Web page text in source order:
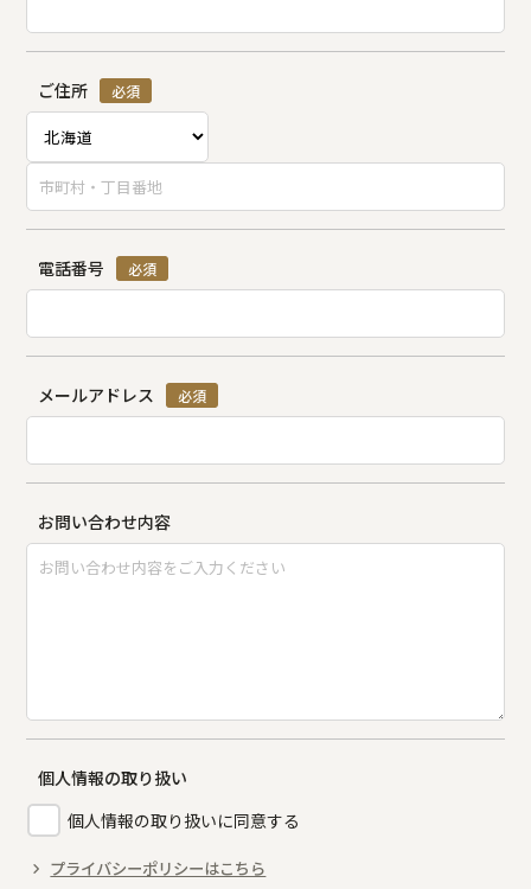
ご住所 必須
電話番号 必須
メールアドレス 必須
お問い合わせ内容
個人情報の取り扱い
個人情報の取り扱いに同意する
プライバシーポリシーはこちら